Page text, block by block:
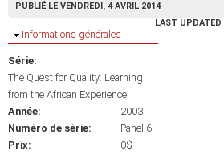
PUBLIÉ LE VENDREDI, 4 AVRIL 2014
LAST
Masquer
Informations générales
Série:
The Quest for Quality: Learning
from the African Experience
Année:
2003
Numéro de série:
Panel 6.
Prix:
0$